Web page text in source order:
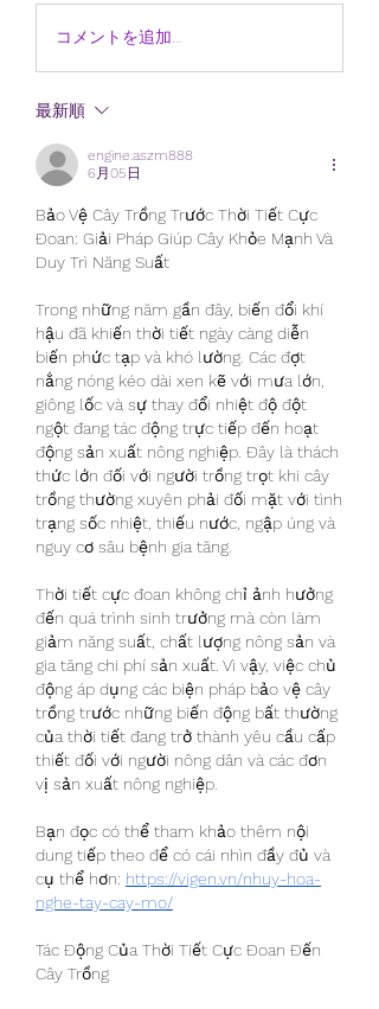
コメントを追加…
最新順
engine.aszm888
6月05日
Bảo Vệ Cây Trồng Trước Thời Tiết Cực
Đoan: Giải Pháp Giúp Cây Khỏe Mạnh Và
Duy Trì Năng Suất
Trong những năm gần đây, biến đổi khí
hậu đã khiến thời tiết ngày càng diễn
biến phức tạp và khó lường. Các đợt
nắng nóng kéo dài xen kẽ với mưa lớn,
giông lốc và sự thay đổi nhiệt độ đột
ngột đang tác động trực tiếp đến hoạt
động sản xuất nông nghiệp. Đây là thách
thức lớn đối với người trồng trọt khi cây
trồng thường xuyên phải đối mặt với tình
trạng sốc nhiệt, thiếu nước, ngập úng và
nguy cơ sâu bệnh gia tăng.
Thời tiết cực đoan không chỉ ảnh hưởng
đến quá trình sinh trưởng mà còn làm
giảm năng suất, chất lượng nông sản và
gia tăng chi phí sản xuất. Vì vậy, việc chủ
động áp dụng các biện pháp bảo vệ cây
trồng trước những biến động bất thường
của thời tiết đang trở thành yêu cầu cấp
thiết đối với người nông dân và các đơn
vị sản xuất nông nghiệp.
Bạn đọc có thể tham khảo thêm nội
dung tiếp theo để có cái nhìn đầy đủ và
cụ thể hơn: https://vigen.vn/nhuy-hoa-
nghe-tay-cay-mo/
Tác Động Của Thời Tiết Cực Đoan Đến
Cây Trồng